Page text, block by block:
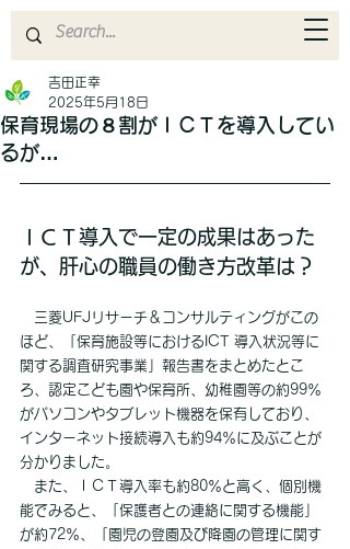
保育現場の８割がＩＣＴを導入してい
るが…
吉田正幸
2025年5月18日
ＩＣＴ導入で一定の成果はあった
が、肝心の職員の働き方改革は？
三菱UFJリサーチ＆コンサルティングがこの
ほど、「保育施設等におけるICT 導入状況等に
関する調査研究事業」報告書をまとめたとこ
ろ、認定こども園や保育所、幼稚園等の約99％
がパソコンやタブレット機器を保有しており、
インターネット接続導入も約94％に及ぶことが
分かりました。
また、ＩＣＴ導入率も約80％と高く、個別機
能でみると、「保護者との連絡に関する機能」
が約72％、「園児の登園及び降園の管理に関す